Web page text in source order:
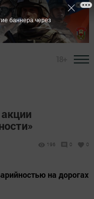
196 0 0
на дорогах
баннера через